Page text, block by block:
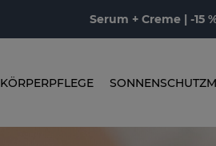
Serum + Creme | -15
KÖRPERPFLEGE